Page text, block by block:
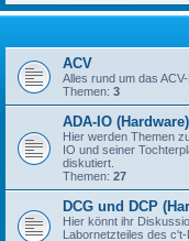
ACV
Alles rund um das
Themen: 3
ADA-IO (Hardware)
Hier werden Themen
IO und seiner
diskutiert.
Themen: 27
DCG und DCP
Hier könnt ihr
Labornetzteiles des c't-